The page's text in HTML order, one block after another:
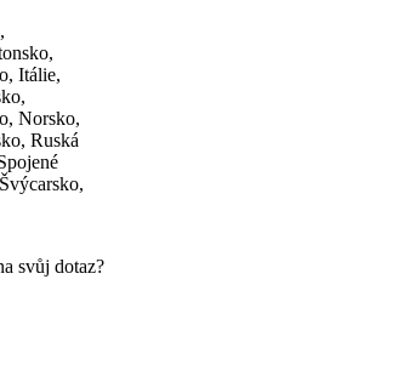
Itálie,
Norsko,
Ruská
svůj dotaz?